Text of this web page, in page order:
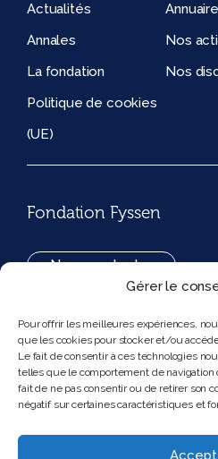
Gérer le
Pour offrir les meilleures expériences,
que les cookies pour stocker et/ou
Le fait de consentir à ces technologies
telles que le comportement de
fait de ne pas consentir ou de retirer son
négatif sur certaines caractéristiques et
Actualités
Annuaire
Annales
Nos
La fondation
Nos
Politique de cookies
(UE)
Fondation Fyssen
Nous contacter
194, rue de Rivoli 75001
Nous suivre